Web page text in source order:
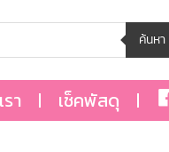
ค้นหา
า เช็คพัสดุ